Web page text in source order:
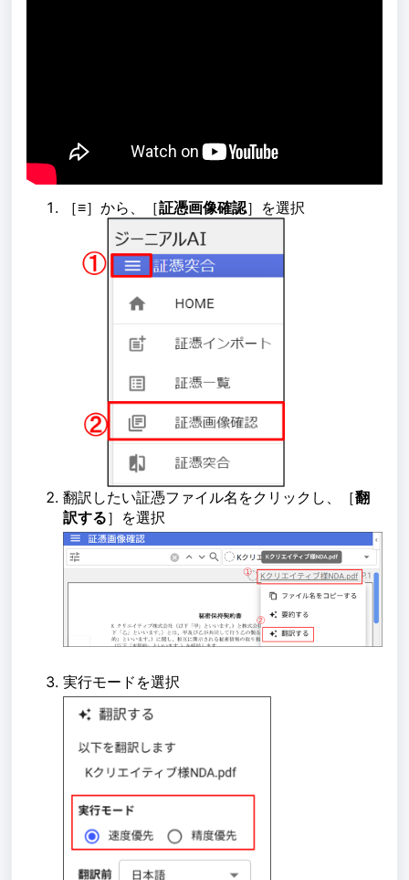
［≡］から、［証憑画像確認］を選択
翻訳したい証憑ファイル名をクリックし、［翻
訳する］を選択
実行モードを選択